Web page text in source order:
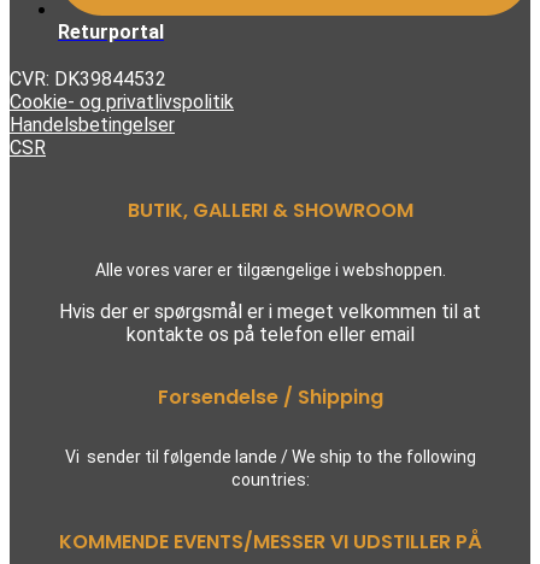
Returportal
CVR: DK39844532
Cookie- og privatlivspolitik
Handelsbetingelser
CSR
BUTIK, GALLERI & SHOWROOM
Alle vores varer er tilgængelige i webshoppen.
Hvis der er spørgsmål er i meget velkommen til at
kontakte os på telefon eller email
Forsendelse / Shipping
Vi sender til følgende lande / We ship to the following
countries:
KOMMENDE EVENTS/MESSER VI UDSTILLER PÅ